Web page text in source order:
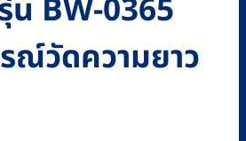
น BW-0365
ณ์วัดความยาว